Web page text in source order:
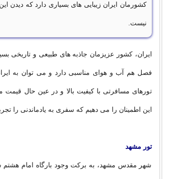
کشورمان ایران زیبایی های بسیاری دارد که دیدن
نیست.
ایران، کشور عزیزمان جاذبه های طبیعی و تاریخی
فصل هم آب و هوای مناسبی دارد و می توان به
تورهای مسافرتی با کیفیت بالا و در عین حال قیمت
این اطمینان را می دهیم که سفری به یادماندنی را
تور مشهد
شهر مقدس مشهد، به برکت وجود بارگاه امام